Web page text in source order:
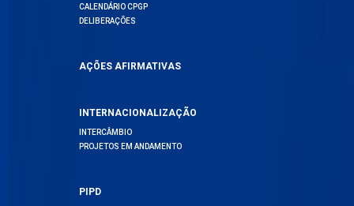
CALENDÁRIO CPGP
DELIBERAÇÕES
AÇÕES AFIRMATIVAS
INTERNACIONALIZAÇÃO
INTERCÂMBIO
PROJETOS EM ANDAMENTO
PIPD